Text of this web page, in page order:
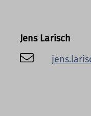
Jens Larisch